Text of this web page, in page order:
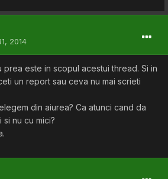
2014
prea este in scopul acestui thread. Si in
un report sau ceva nu mai scrieti
din aiurea? Ca atunci cand da
nu cu mici?